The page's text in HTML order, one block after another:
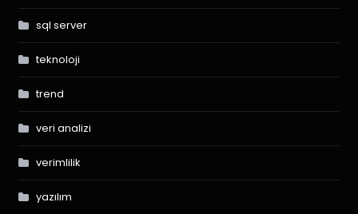
sql server
teknoloji
trend
veri analizi
verimlilik
yazılım